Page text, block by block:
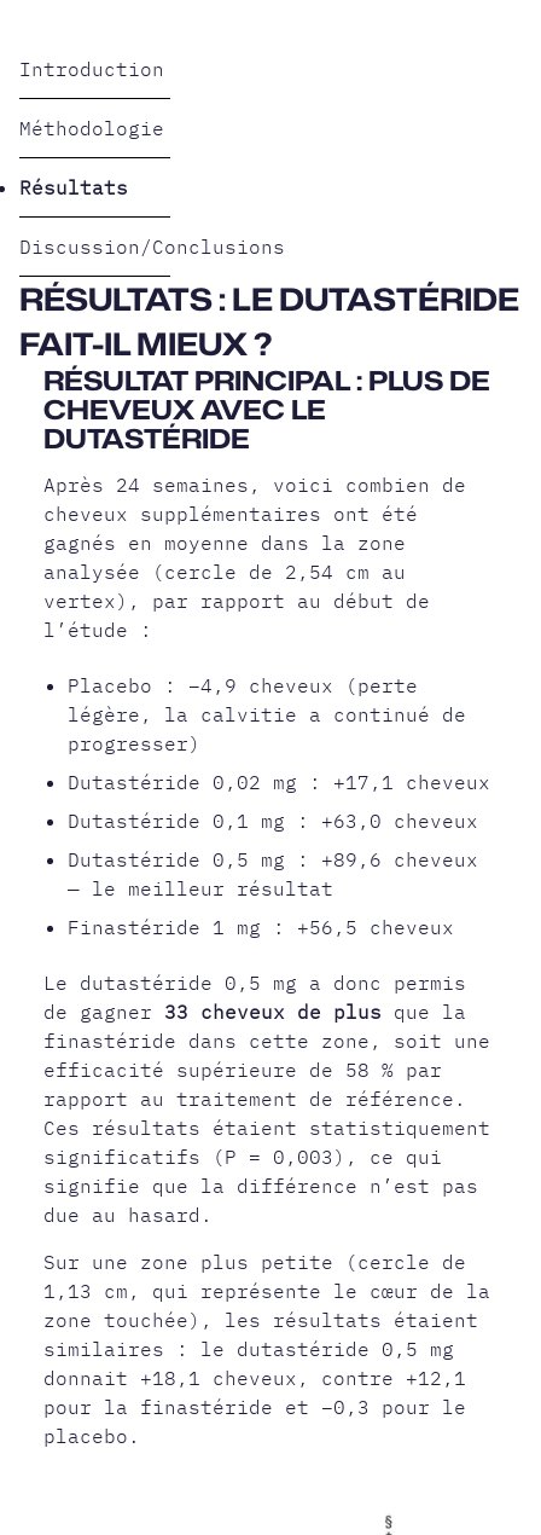
Introduction
Méthodologie
Résultats
Discussion/Conclusions
RÉSULTATS : LE DUTASTÉRIDE
FAIT-IL MIEUX ?
RÉSULTAT PRINCIPAL : PLUS DE
CHEVEUX AVEC LE
DUTASTÉRIDE
Après 24 semaines, voici combien de
cheveux supplémentaires ont été
gagnés en moyenne dans la zone
analysée (cercle de 2,54 cm au
vertex), par rapport au début de
l’étude :
Placebo : −4,9 cheveux (perte
légère, la calvitie a continué de
progresser)
Dutastéride 0,02 mg : +17,1 cheveux
Dutastéride 0,1 mg : +63,0 cheveux
Dutastéride 0,5 mg : +89,6 cheveux
— le meilleur résultat
Finastéride 1 mg : +56,5 cheveux
Le dutastéride 0,5 mg a donc permis
de gagner 33 cheveux de plus que la
finastéride dans cette zone, soit une
efficacité supérieure de 58 % par
rapport au traitement de référence.
Ces résultats étaient statistiquement
significatifs (P = 0,003), ce qui
signifie que la différence n’est pas
due au hasard.
Sur une zone plus petite (cercle de
1,13 cm, qui représente le cœur de la
zone touchée), les résultats étaient
similaires : le dutastéride 0,5 mg
donnait +18,1 cheveux, contre +12,1
pour la finastéride et −0,3 pour le
placebo.